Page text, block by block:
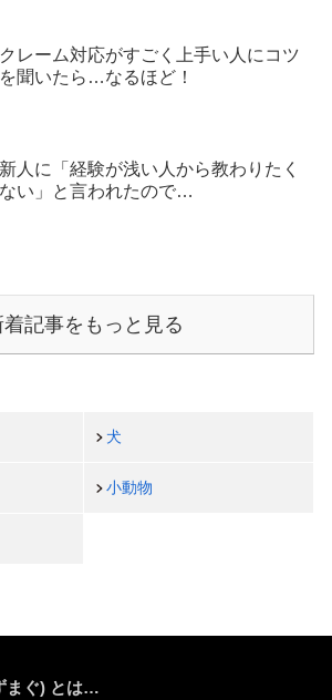
クレーム対応がすごく上手い人にコツ
を聞いたら…なるほど！
新人に「経験が浅い人から教わりたく
ない」と言われたので…
着記事をもっと見る
犬
小動物
まぐ) とは…